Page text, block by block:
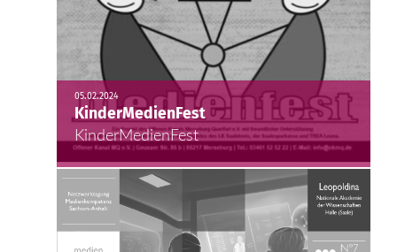
05.02.2024
KinderMedienFest
KinderMedienFest